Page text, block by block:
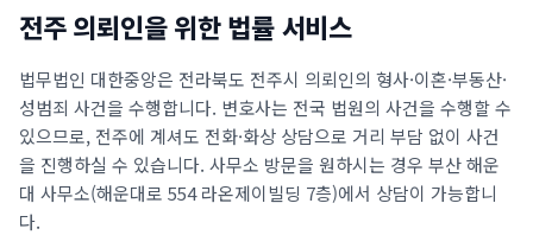
업무분야
각 전문 변호사
소식/자료
언론보도
공지사항
법률 블로그
전주의뢰인을 위한 법률 서비스
법무법인 대한중앙은 전라북도 전주시 의뢰인의 형사·이혼·부동산·
성범죄 사건을 수행합니다. 변호사는 전국 법원의 사건을 수행할 수
있으므로, 전주에 계셔도 전화·화상 상담으로 거리 부담 없이 사건
을 진행하실 수 있습니다. 사무소 방문을 원하시는 경우 부산 해운
대 사무소(해운대로 554 라온제이빌딩 7층)에서 상담이 가능합니
다.